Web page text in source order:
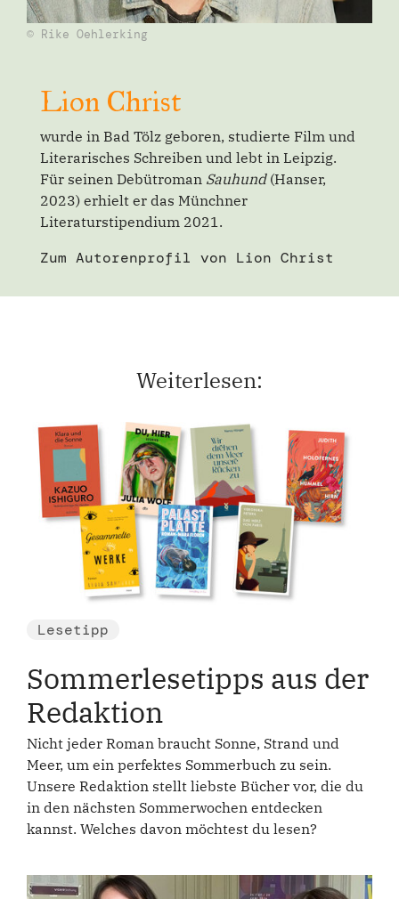
© Rike Oehlerking
Lion Christ
wurde in Bad Tölz geboren, studierte Film und
Literarisches Schreiben und lebt in Leipzig.
Für seinen Debütroman Sauhund(Hanser,
2023) erhielt er das Münchner
Literaturstipendium 2021.
Zum Autorenprofil von Lion Christ
Weiterlesen:
Lesetipp
Sommerlesetipps aus der
Redaktion
Nicht jeder Roman braucht Sonne, Strand und
Meer, um ein perfektes Sommerbuch zu sein.
Unsere Redaktion stellt liebste Bücher vor, die du
in den nächsten Sommerwochen entdecken
kannst. Welches davon möchtest du lesen?